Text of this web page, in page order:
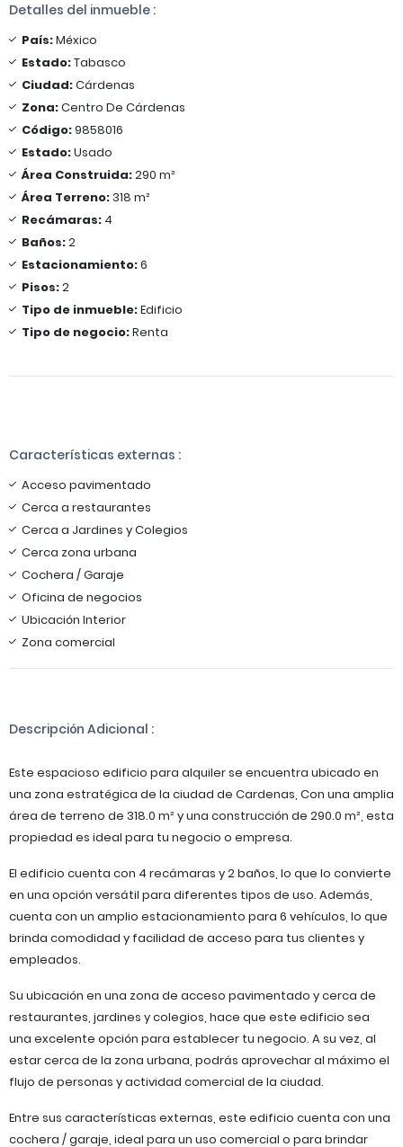
Detalles del inmueble :
País:México
Estado:Tabasco
Ciudad:Cárdenas
Zona:Centro De Cárdenas
Código:9858016
Estado:Usado
Área Construida:290 m²
Área Terreno:318 m²
Recámaras: 4
Baños:2
Estacionamiento:6
Pisos:2
Tipo de inmueble:Edificio
Tipo de negocio:Renta
Características externas :
Acceso pavimentado
Cerca a restaurantes
Cerca a Jardines y Colegios
Cerca zona urbana
Cochera / Garaje
Oficina de negocios
Ubicación Interior
Zona comercial
Descripción Adicional :
Este espacioso edificio para alquiler se encuentra ubicado en
una zona estratégica de la ciudad de Cardenas, Con una amplia
área de terreno de 318.0 m² y una construcción de 290.0 m², esta
propiedad es ideal para tu negocio o empresa.
El edificio cuenta con 4 recámaras y 2 baños, lo que lo convierte
en una opción versátil para diferentes tipos de uso. Además,
cuenta con un amplio estacionamiento para 6 vehículos, lo que
brinda comodidad y facilidad de acceso para tus clientes y
empleados.
Su ubicación en una zona de acceso pavimentado y cerca de
restaurantes, jardines y colegios, hace que este edificio sea
una excelente opción para establecer tu negocio. A su vez, al
estar cerca de la zona urbana, podrás aprovechar al máximo el
flujo de personas y actividad comercial de la ciudad.
Entre sus características externas, este edificio cuenta con una
cochera / garaje, ideal para un uso comercial o para brindar